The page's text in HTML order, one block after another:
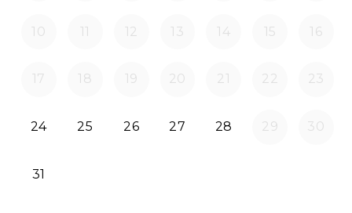
10 11 12 13 14 15 16
17 18 19 20 21 22 23
242026-08-24
25 2026-08-25
262026-08-26
27 2026-08-27
28 2026-08-28
29 30
31